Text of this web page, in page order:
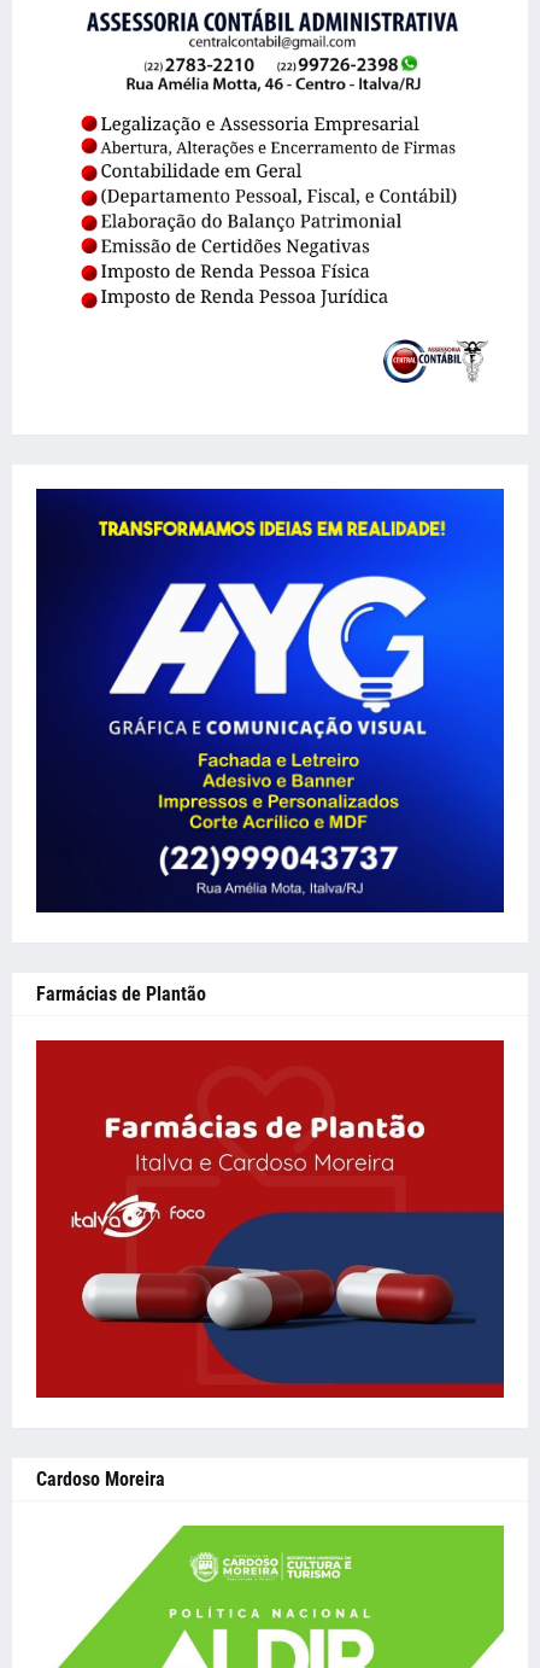
Farmácias de Plantão
Cardoso Moreira